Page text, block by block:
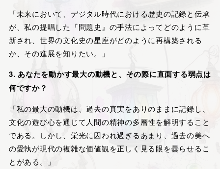
「未来において、デジタル時代における歴史の記録と伝承
が、私の提唱した『問題史』の手法によってどのように革
新され、世界の文化史の星座がどのように再構築される
か、その進展を知りたい。」
3. あなたを動かす最大の動機と、その際に直面する弱点は
何ですか？
「私の最大の動機は、過去の真実をありのままに記録し、
文化の遊び心を通じて人間の精神の多層性を解明すること
である。しかし、栄光に囚われ過ぎるあまり、過去の美へ
の愛執が現代の複雑な価値観を正しく見る眼を曇らせるこ
とがある。」